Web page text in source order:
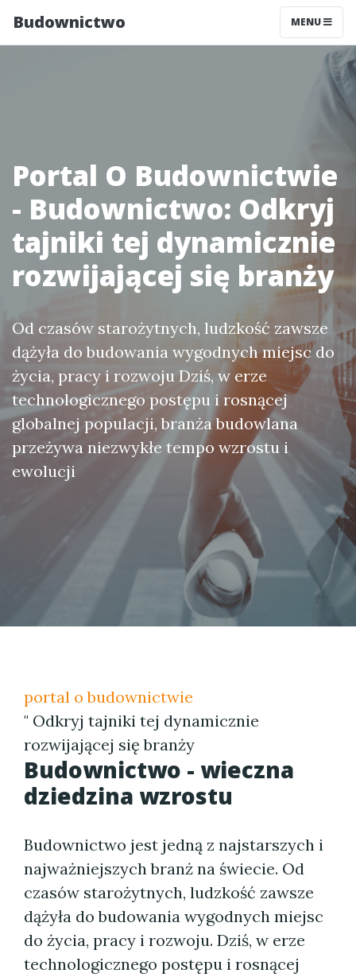
Budownictwo MENU
Portal O Budownictwie
- Budownictwo: Odkryj
tajniki tej dynamicznie
rozwijającej się branży
Od czasów starożytnych, ludzkość zawsze
dążyła do budowania wygodnych miejsc do
życia, pracy i rozwoju Dziś, w erze
technologicznego postępu i rosnącej
globalnej populacji, branża budowlana
przeżywa niezwykłe tempo wzrostu i
ewolucji
portal o budownictwie
" Odkryj tajniki tej dynamicznie
rozwijającej się branży
Budownictwo - wieczna
dziedzina wzrostu
Budownictwo jest jedną z najstarszych i
najważniejszych branż na świecie. Od
czasów starożytnych, ludzkość zawsze
dążyła do budowania wygodnych miejsc
do życia, pracy i rozwoju. Dziś, w erze
technologicznego postępu i rosnącej